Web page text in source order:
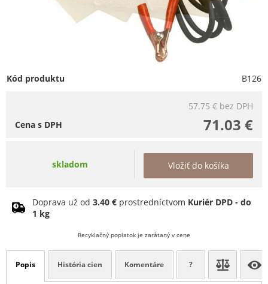
Kód produktu B126
57.75 € bez DPH
71.03 €
Cena s DPH
skladom Vložiť do košíka
Doprava už od 3.40 € prostredníctvom Kuriér DPD - do
1 kg
Recyklačný poplatok je zarátaný v cene
Popis História cien Komentáre ?